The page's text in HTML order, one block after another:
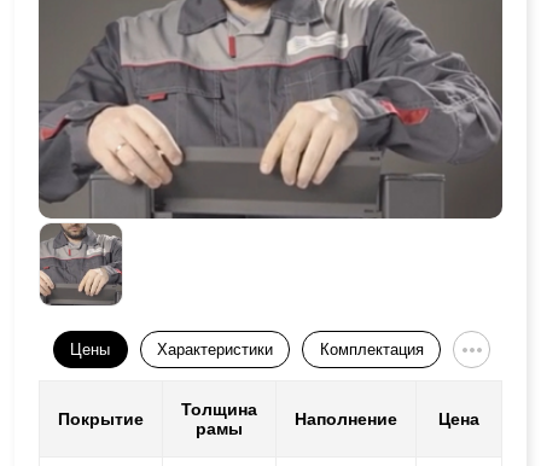
Цены Характеристики Комплектация
Покрытие
Толщина
рамы
Наполнение Цена